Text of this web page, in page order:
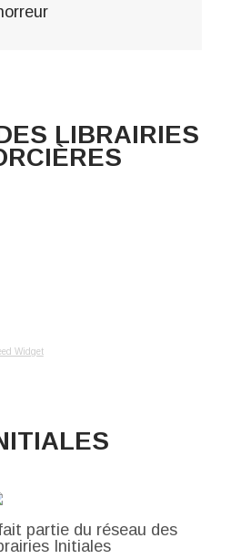
LIBRAIRIES
Widget
partie du réseau des
Initiales